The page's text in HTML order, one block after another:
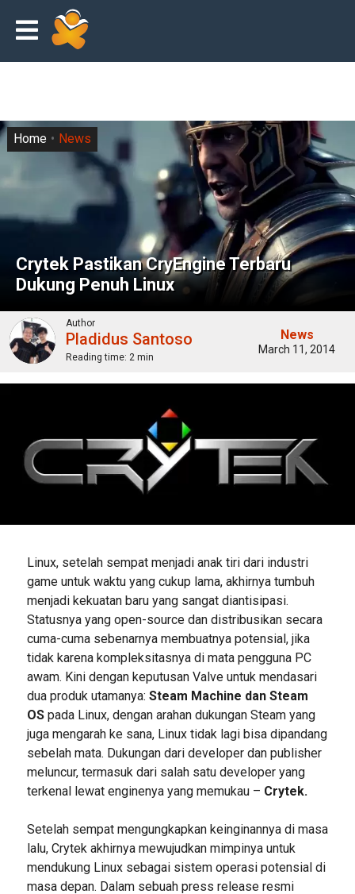
Crytek Pastikan CryEngine Terbaru
Dukung Penuh Linux
Home News
Author
Pladidus Santoso
Reading time: 2 min
News
March 11, 2014
Linux, setelah sempat menjadi anak tiri dari industri
game untuk waktu yang cukup lama, akhirnya tumbuh
menjadi kekuatan baru yang sangat diantisipasi.
Statusnya yang open-source dan distribusikan secara
cuma-cuma sebenarnya membuatnya potensial, jika
tidak karena kompleksitasnya di mata pengguna PC
awam. Kini dengan keputusan Valve untuk mendasari
dua produk utamanya: Steam Machine dan Steam
OSpada Linux, dengan arahan dukungan Steam yang
juga mengarah ke sana, Linux tidak lagi bisa dipandang
sebelah mata. Dukungan dari developer dan publisher
meluncur, termasuk dari salah satu developer yang
terkenal lewat enginenya yang memukau – Crytek.
Setelah sempat mengungkapkan keinginannya di masa
lalu, Crytek akhirnya mewujudkan mimpinya untuk
mendukung Linux sebagai sistem operasi potensial di
masa depan. Dalam sebuah press release resmi